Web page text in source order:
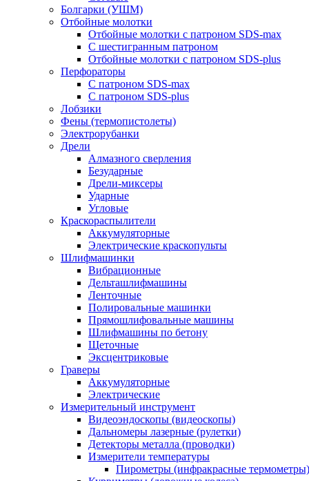
Болгарки (УШМ)
Отбойные молотки
Отбойные молотки с патроном SDS-max
С шестигранным патроном
Отбойные молотки с патроном SDS-plus
Перфораторы
С патроном SDS-max
С патроном SDS-plus
Лобзики
Фены (термопистолеты)
Электрорубанки
Дрели
Алмазного сверления
Безударные
Дрели-миксеры
Ударные
Угловые
Краскораспылители
Аккумуляторные
Электрические краскопульты
Шлифмашинки
Вибрационные
Дельташлифмашины
Ленточные
Полировальные машинки
Прямошлифовальные машины
Шлифмашины по бетону
Щеточные
Эксцентриковые
Граверы
Аккумуляторные
Электрические
Измерительный инструмент
Видеоэндоскопы (видеоскопы)
Дальномеры лазерные (рулетки)
Детекторы металла (проводки)
Измерители температуры
Пирометры (инфракрасные термометры)